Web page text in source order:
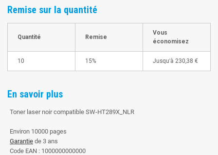
Remise sur la quantité
Quantité Remise
Vous
économisez
10 15% Jusqu'à 230,38 €
En savoir plus
Toner laser noir compatible SW-HT289X_NLR
Environ 10000 pages
Garantie de 3 ans
Code EAN : 1000000000000